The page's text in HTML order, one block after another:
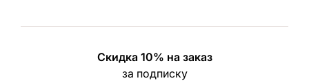
Скидка 10% на заказ
за подписку